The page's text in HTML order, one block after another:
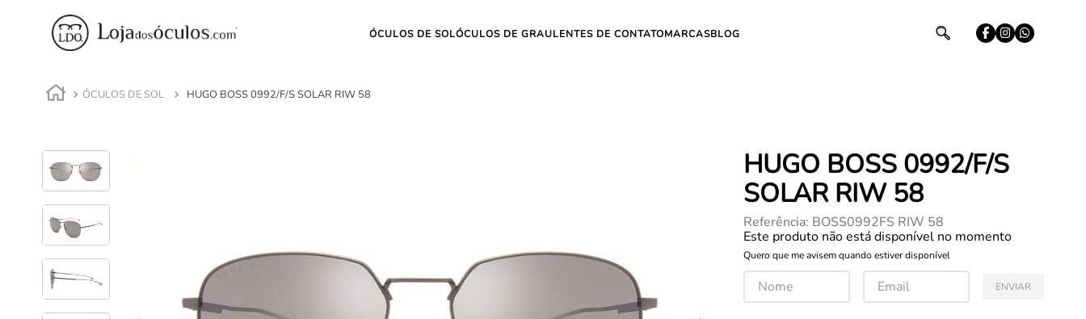
ÓCULOS DE SOLÓCULOS DE GRAULENTES DE CONTATOMARCASBLOG
ÓCULOS DE SOL HUGO BOSS 0992/F/S SOLAR RIW 58
HUGO BOSS 0992/F/S
SOLAR RIW 58
Referência: BOSS0992FS RIW 58
Este produto não está disponível no momento
Quero que me avisem quando estiver disponível
ENVIAR